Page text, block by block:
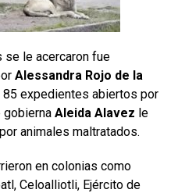
se le acercaron fue
Alessandra Rojo de la
85 expedientes abiertos por
gobierna Aleida Alavez le
animales maltratados.
en colonias como
Celoalliotli, Ejército de